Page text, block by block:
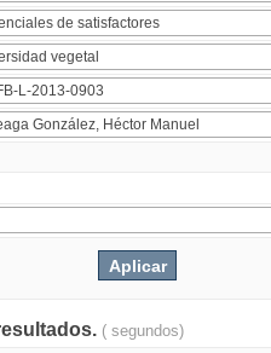
( segundos)